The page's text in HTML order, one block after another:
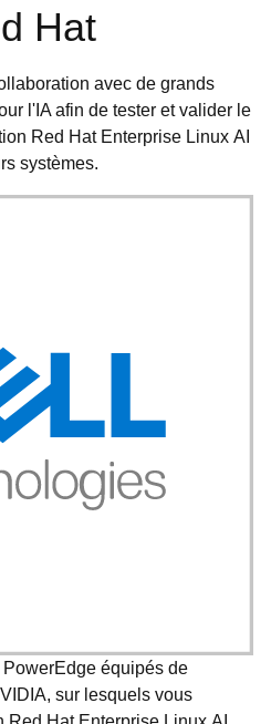
Hat
avec de grands
l'IA afin de tester et valider le
Red Hat Enterprise Linux AI
systèmes.
équipés de
sur lesquels vous